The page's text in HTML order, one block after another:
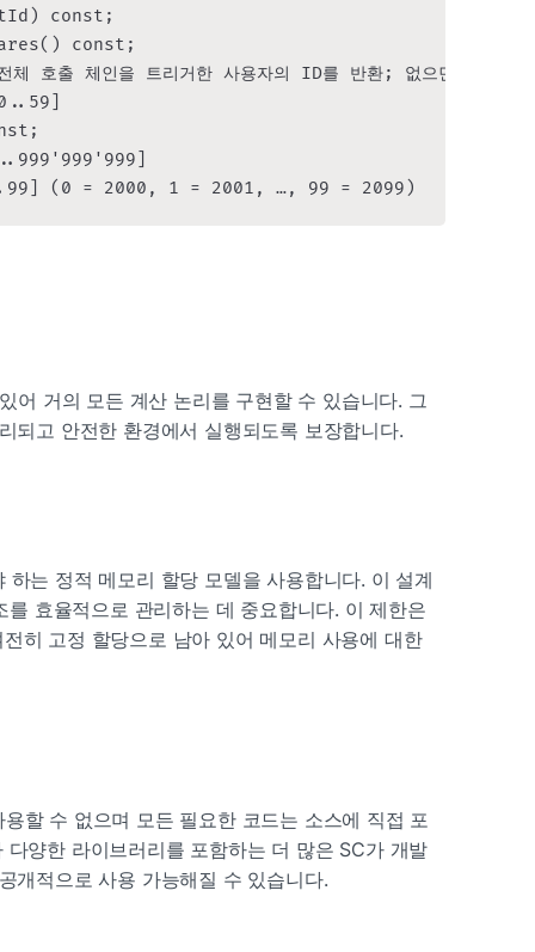
const;
const;
체인을 트리거한 사용자의 ID를 반환; 없으면 NULL_ID
(0 = 2000, 1 = 2001, …, 99 = 2099)
어 거의 모든 계산 논리를 구현할 수 있습니다. 그
되고 안전한 환경에서 실행되도록 보장합니다.
는 정적 메모리 할당 모델을 사용합니다. 이 설계
를 효율적으로 관리하는 데 중요합니다. 이 제한은
히 고정 할당으로 남아 있어 메모리 사용에 대한
할 수 없으며 모든 필요한 코드는 소스에 직접 포
양한 라이브러리를 포함하는 더 많은 SC가 개발
개적으로 사용 가능해질 수 있습니다.